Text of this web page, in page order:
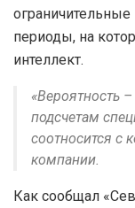
периоды, на
интеллект.
«Вероятность
подсчетам
соотносится с
компании.
Как сообщал